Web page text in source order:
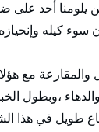
يلومنا أحد
سوء كيله
والمقارعة مع
والدهاء ،وبطول
طويل في هذا